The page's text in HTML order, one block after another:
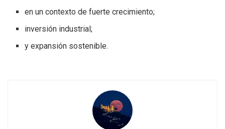
en un contexto de fuerte crecimiento;
inversión industrial;
y expansión sostenible.